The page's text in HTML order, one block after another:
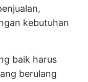
kebutuhan
baik harus
berulang